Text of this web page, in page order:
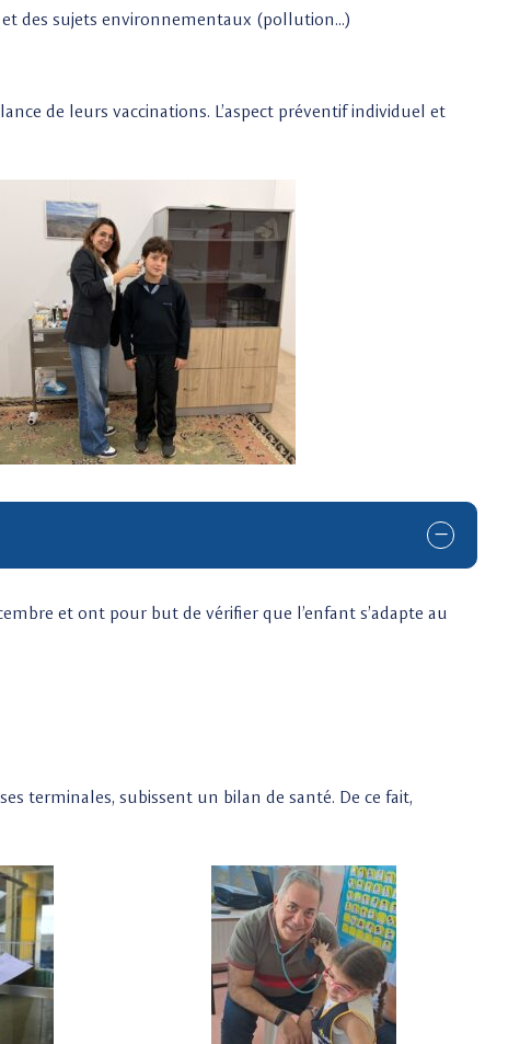
et des sujets environnementaux (pollution…)
de leurs vaccinations. L’aspect préventif individuel et
et ont pour but de vérifier que l’enfant s’adapte au
terminales, subissent un bilan de santé. De ce fait,